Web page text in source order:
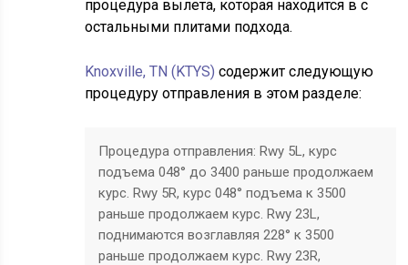
процедура вылета, которая находится в с
остальными плитами подхода.
Knoxville, TN (KTYS)содержит следующую
процедуру отправления в этом разделе:
Процедура отправления: Rwy 5L, курс
подъема 048° до 3400 раньше продолжаем
курс. Rwy 5R, курс 048° подъема к 3500
раньше продолжаем курс. Rwy 23L,
поднимаются возглавляя 228° к 3500
раньше продолжаем курс. Rwy 23R,